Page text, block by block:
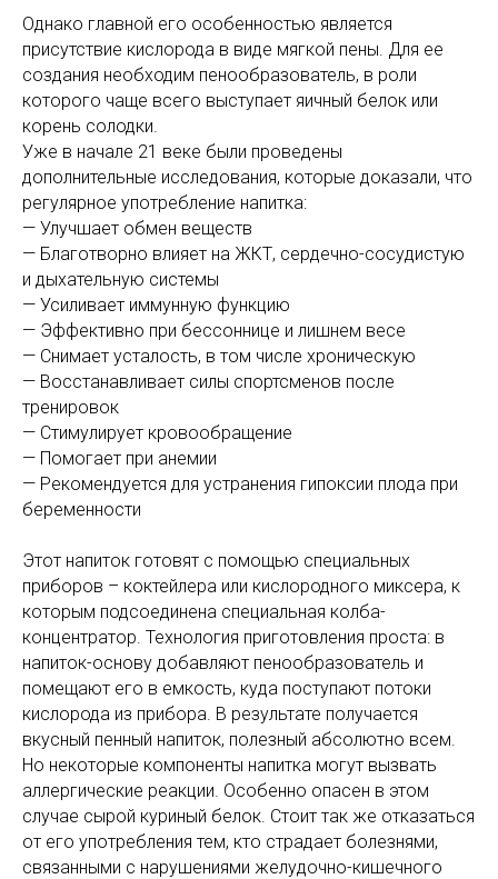
Однако главной его особенностью является
присутствие кислорода в виде мягкой пены. Для ее
создания необходим пенообразователь, в роли
которого чаще всего выступает яичный белок или
корень солодки.
Уже в начале 21 веке были проведены
дополнительные исследования, которые доказали, что
регулярное употребление напитка:
— Улучшает обмен веществ
— Благотворно влияет на ЖКТ, сердечно-сосудистую
и дыхательную системы
— Усиливает иммунную функцию
— Эффективно при бессоннице и лишнем весе
— Снимает усталость, в том числе хроническую
— Восстанавливает силы спортсменов после
тренировок
— Стимулирует кровообращение
— Помогает при анемии
— Рекомендуется для устранения гипоксии плода при
беременности
Этот напиток готовят с помощью специальных
приборов – коктейлера или кислородного миксера, к
которым подсоединена специальная колба-
концентратор. Технология приготовления проста: в
напиток-основу добавляют пенообразователь и
помещают его в емкость, куда поступают потоки
кислорода из прибора. В результате получается
вкусный пенный напиток, полезный абсолютно всем.
Но некоторые компоненты напитка могут вызвать
аллергические реакции. Особенно опасен в этом
случае сырой куриный белок. Стоит так же отказаться
от его употребления тем, кто страдает болезнями,
связанными с нарушениями желудочно-кишечного